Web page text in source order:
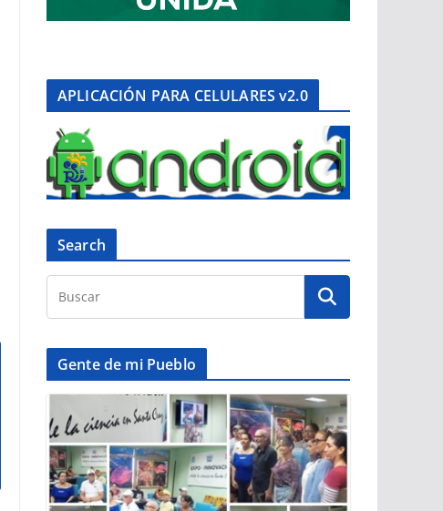
APLICACIÓN PARA CELULARES v2.0
Search
Gente de mi Pueblo